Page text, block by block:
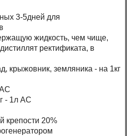
3-5дней для
жидкость, чем чище,
ректификата, в
крыжовник, земляника - на 1кг
- 1л АС
крепости 20%